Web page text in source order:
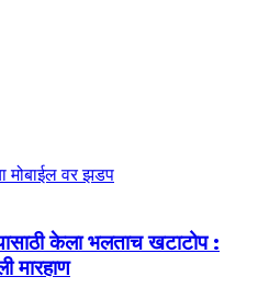
केला भलताच खटाटोप :
मारहाण